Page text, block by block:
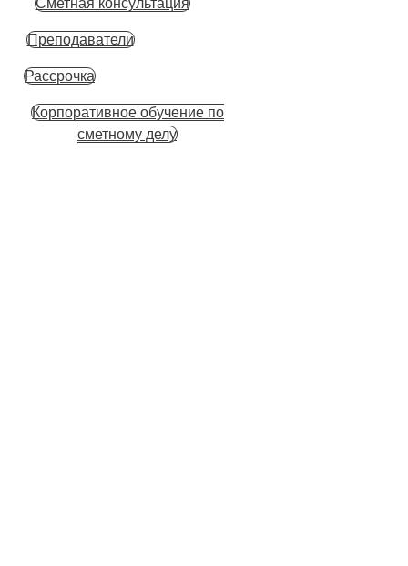
Сметная консультация
Преподаватели
Рассрочка
Корпоративное обучение по
сметному делу